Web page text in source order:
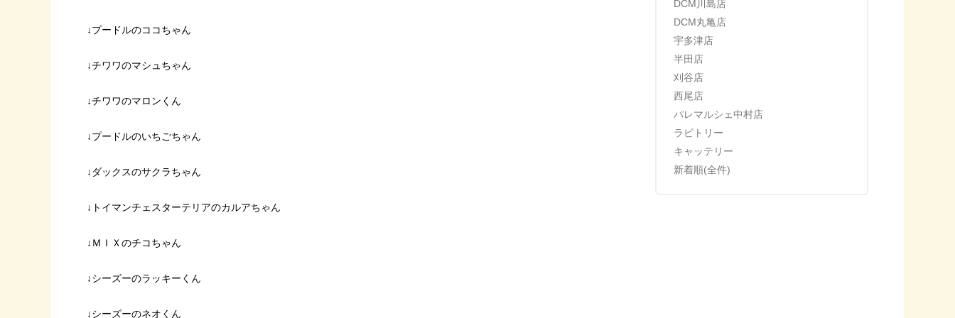
↓プードルのココちゃん
↓チワワのマシュちゃん
↓チワワのマロンくん
↓プードルのいちごちゃん
↓ダックスのサクラちゃん
↓トイマンチェスターテリアのカルアちゃん
↓ＭＩＸのチコちゃん
↓シーズーのラッキーくん
↓シーズーのネオくん
DCM川島店
DCM丸亀店
宇多津店
半田店
刈谷店
西尾店
パレマルシェ中村店
ラビトリー
キャッテリー
新着順(全件)